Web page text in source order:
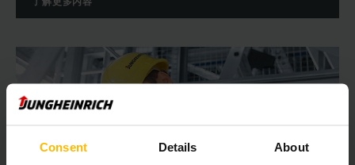
Consent Details About